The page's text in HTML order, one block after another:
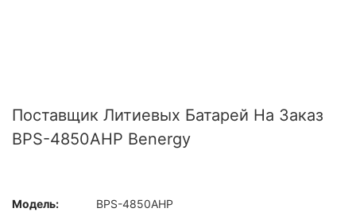
Поставщик Литиевых Батарей На Заказ
BPS-4850AHP Benergy
Модель:
BPS-4850AHP